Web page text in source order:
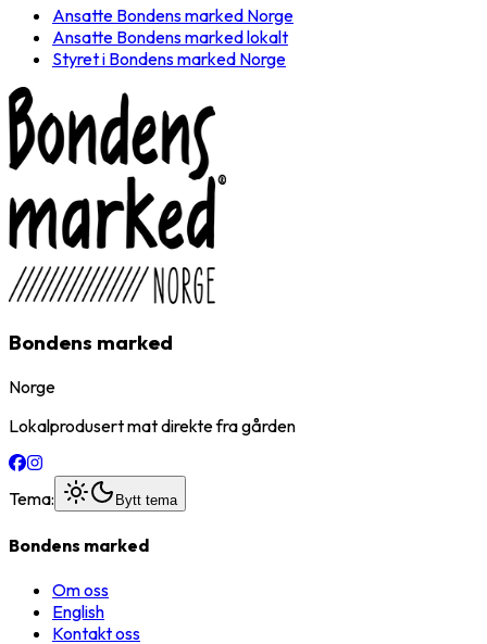
Ansatte Bondens marked Norge
Ansatte Bondens marked lokalt
Styret i Bondens marked Norge
Bondens marked
Norge
Lokalprodusert mat direkte fra gården
Tema: Bytt tema
Bondens marked
Om oss
English
Kontakt oss